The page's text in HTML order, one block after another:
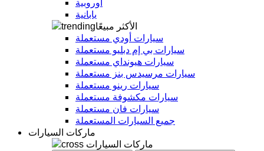
أوروبية
يابانية
الأكثر مبيعًا
سيارات أودي مستعملة
سيارات بي إم دبليو مستعملة
سيارات هيونداي مستعملة
سيارات مرسيدس بنز مستعملة
سيارات رينو مستعملة
سيارات مكشوفة مستعملة
سيارات فان مستعملة
جميع السيارات المستعملة
ماركات السيارات
ماركات السيارات